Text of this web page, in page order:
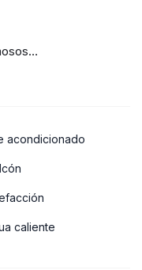
acondicionado
caliente